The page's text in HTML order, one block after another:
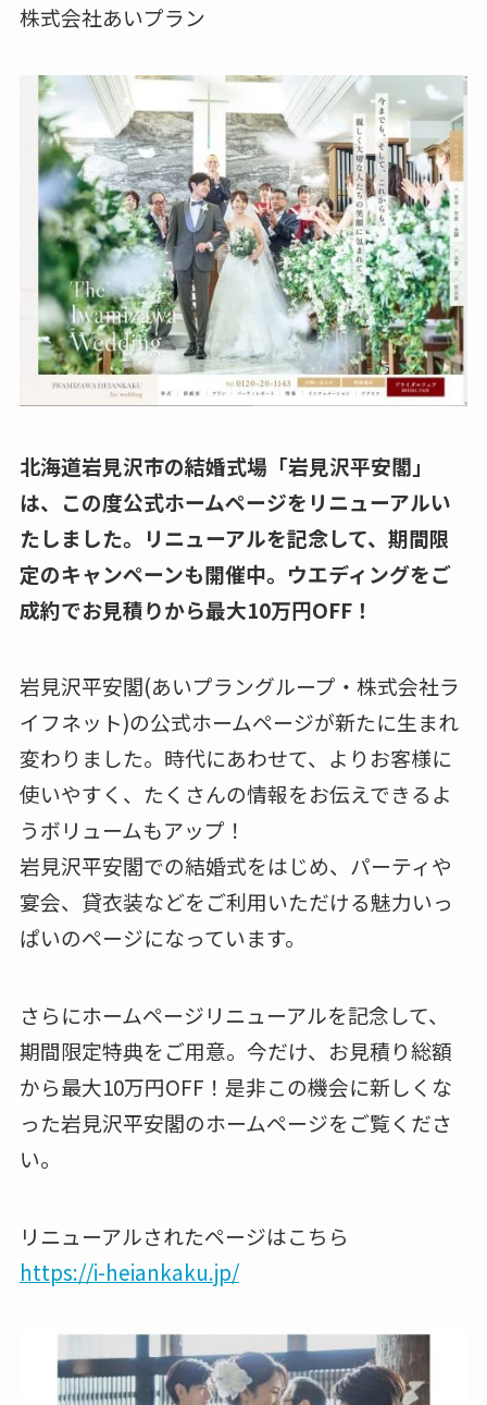
株式会社あいプラン
北海道岩見沢市の結婚式場「岩見沢平安閣」
は、この度公式ホームページをリニューアルい
たしました。リニューアルを記念して、期間限
定のキャンペーンも開催中。ウエディングをご
成約でお見積りから最大10万円OFF！
岩見沢平安閣(あいプラングループ・株式会社ラ
イフネット)の公式ホームページが新たに生まれ
変わりました。時代にあわせて、よりお客様に
使いやすく、たくさんの情報をお伝えできるよ
うボリュームもアップ！
岩見沢平安閣での結婚式をはじめ、パーティや
宴会、貸衣装などをご利用いただける魅力いっ
ぱいのページになっています。
さらにホームページリニューアルを記念して、
期間限定特典をご用意。今だけ、お見積り総額
から最大10万円OFF！是非この機会に新しくな
った岩見沢平安閣のホームページをご覧くださ
い。
リニューアルされたページはこちら
https://i-heiankaku.jp/